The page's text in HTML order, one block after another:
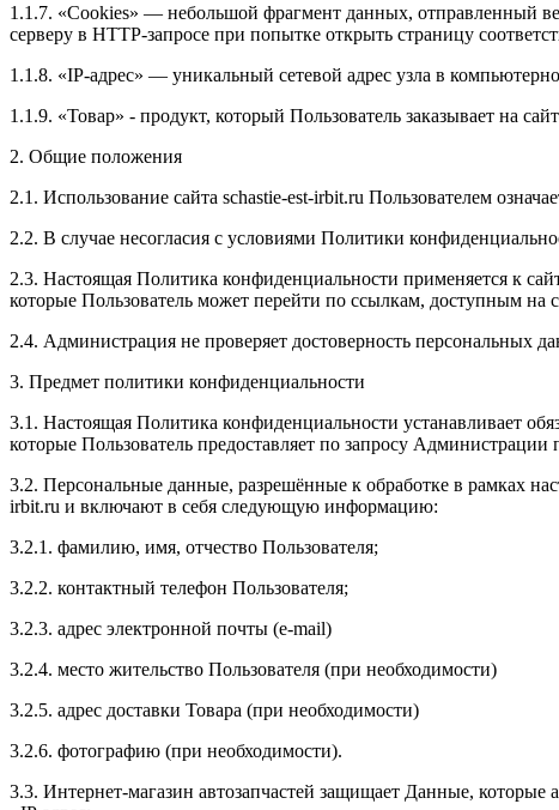
1.1.7. «Cookies» — небольшой фрагмент данных, отправленный
серверу в HTTP-запросе при попытке открыть страницу
1.1.8. «IP-адрес» — уникальный сетевой адрес узла в
1.1.9. «Товар» - продукт, который Пользователь заказывает на
2. Общие положения
2.1. Использование сайта schastie-est-irbit.ru Пользователем
2.2. В случае несогласия с условиями Политики
2.3. Настоящая Политика конфиденциальности применяется к
которые Пользователь может перейти по ссылкам, доступным на
2.4. Администрация не проверяет достоверность персональных
3. Предмет политики конфиденциальности
3.1. Настоящая Политика конфиденциальности устанавливает
которые Пользователь предоставляет по запросу Администрации
3.2. Персональные данные, разрешённые к обработке в рамках
irbit.ru и включают в себя следующую информацию:
3.2.1. фамилию, имя, отчество Пользователя;
3.2.2. контактный телефон Пользователя;
3.2.3. адрес электронной почты (e-mail)
3.2.4. место жительство Пользователя (при необходимости)
3.2.5. адрес доставки Товара (при необходимости)
3.2.6. фотографию (при необходимости).
3.3. Интернет-магазин автозапчастей защищает Данные,